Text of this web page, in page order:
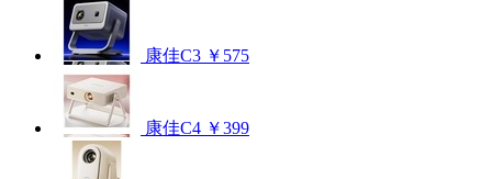
康佳C3 ￥575
康佳C4 ￥399